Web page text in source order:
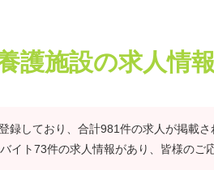
護施設の求人情
録しており、合計981件の求人が掲載
イト73件の求人情報があり、皆様のご